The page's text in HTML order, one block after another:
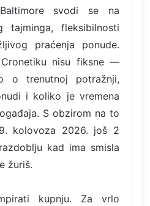
svodi se na
tajminga, fleksibilnosti
praćenja ponude.
nisu fiksne —
o trenutnoj potražnji,
i koliko je vremena
S obzirom na to
kolovoza 2026. još 2
kad ima smisla
žuriš.
kupnju. Za vrlo